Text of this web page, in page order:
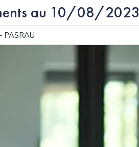
au 10/08/2023
PASRAU